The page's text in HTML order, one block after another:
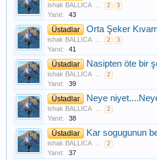
ishak BALLICA ... 2 3
Yanıt: 43
Üstadlar Orta Şeker
ishak BALLICA ... 2 3
Yanıt: 41
Üstadlar Nasipten öte bir
ishak BALLICA ... 2
Yanıt: 39
Üstadlar Neye
ishak BALLICA ... 2
Yanıt: 38
Üstadlar Kar sogugunun
ishak BALLICA ... 2
Yanıt: 37